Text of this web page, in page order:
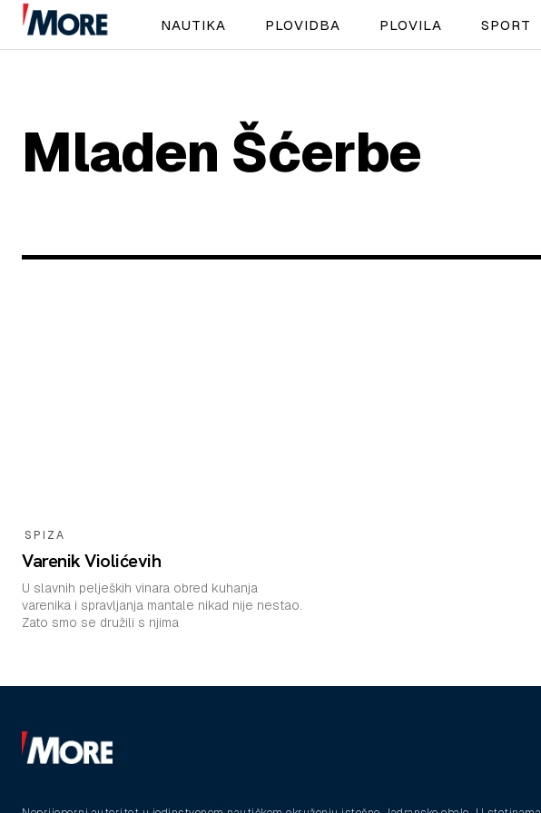
NAUTIKA PLOVIDBA PLOVILA SPORT
Mladen Šćerbe
SPIZA
Varenik Violićevih
U slavnih peljeških vinara obred kuhanja
varenika i spravljanja mantale nikad nije nestao.
Zato smo se družili s njima